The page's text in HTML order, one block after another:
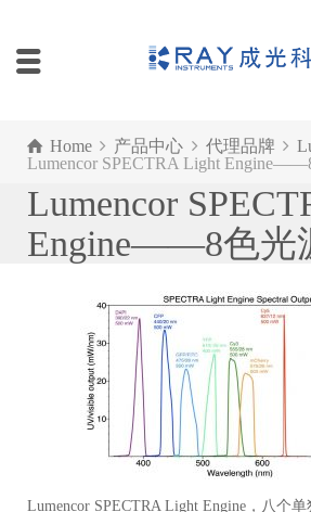
Home 产品中心 代理品牌
Lumencor SPECTRA Light
Lumencor
Engine——8色光
Lumencor SPECTRA Light Engine，八个